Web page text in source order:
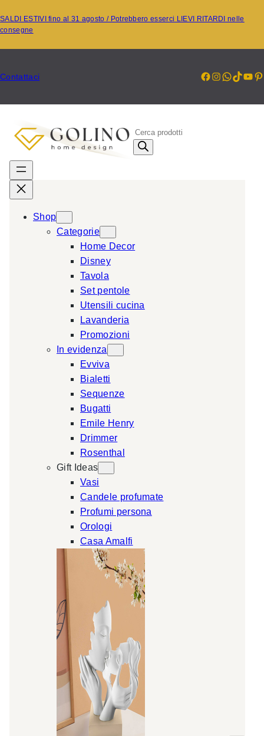
al
contenuto
SALDI ESTIVI fino al 31 agosto / Potrebbero esserci LIEVI RITARDI nelle
consegne
Contattaci Facebook
P
s
c
Shop
Categorie
Home Decor
Disney
Tavola
Set pentole
Utensili cucina
Lavanderia
Promozioni
In evidenza
Evviva
Bialetti
Sequenze
Bugatti
Emile Henry
Drimmer
Rosenthal
Gift Ideas
Vasi
Candele profumate
Profumi persona
Orologi
Casa Amalfi